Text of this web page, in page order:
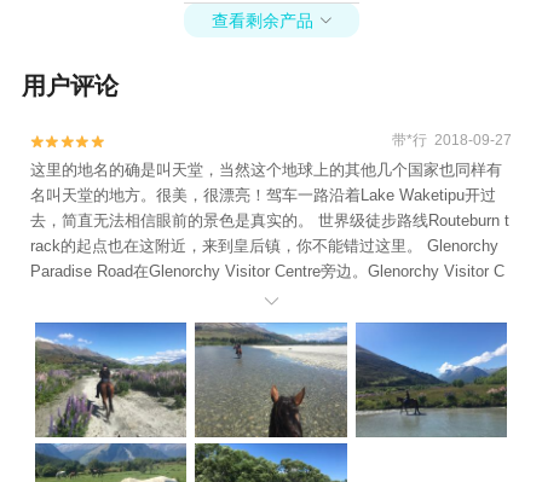
查看剩余产品 
用户评论

 带*行 2018-09-27
这里的地名的确是叫天堂，当然这个地球上的其他几个国家也同样有
名叫天堂的地方。很美，很漂亮！驾车一路沿着Lake Waketipu开过
去，简直无法相信眼前的景色是真实的。 世界级徒步路线Routeburn t
rack的起点也在这附近，来到皇后镇，你不能错过这里。 Glenorchy
Paradise Road在Glenorchy Visitor Centre旁边。Glenorchy Visitor C
